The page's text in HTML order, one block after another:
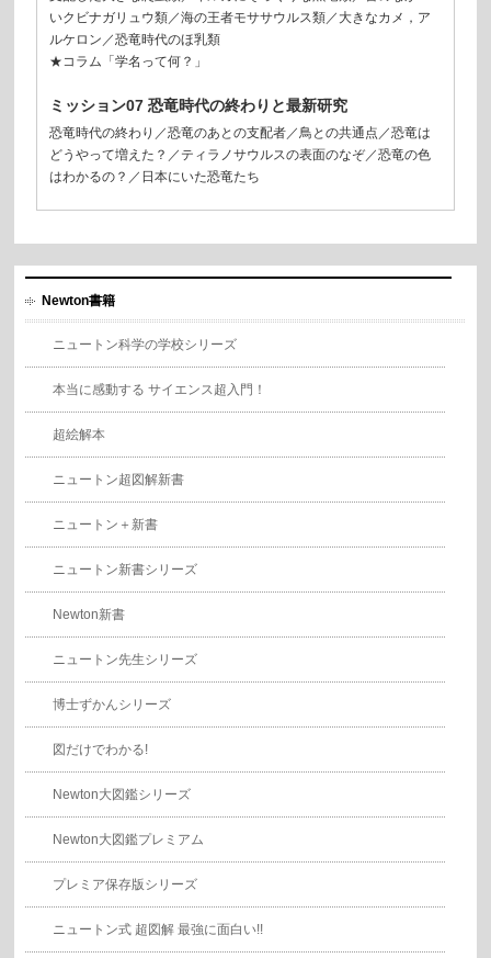
いクビナガリュウ類／海の王者モササウルス類／大きなカメ，ア
ルケロン／恐竜時代のほ乳類
★コラム「学名って何？」
ミッション07 恐竜時代の終わりと最新研究
恐竜時代の終わり／恐竜のあとの支配者／鳥との共通点／恐竜は
どうやって増えた？／ティラノサウルスの表面のなぞ／恐竜の色
はわかるの？／日本にいた恐竜たち
Newton書籍
ニュートン科学の学校シリーズ
本当に感動する サイエンス超入門！
超絵解本
ニュートン超図解新書
ニュートン＋新書
ニュートン新書シリーズ
Newton新書
ニュートン先生シリーズ
博士ずかんシリーズ
図だけでわかる!
Newton大図鑑シリーズ
Newton大図鑑プレミアム
プレミア保存版シリーズ
ニュートン式 超図解 最強に面白い!!